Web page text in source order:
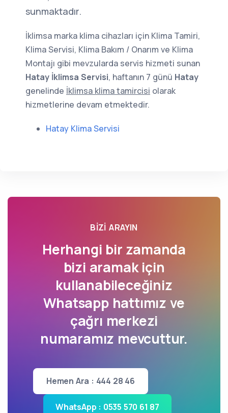
sunmaktadır.
İklimsa marka klima cihazları için Klima Tamiri,
Klima Servisi, Klima Bakım / Onarım ve Klima
Montajı gibi mevzularda servis hizmeti sunan
Hatay İklimsa Servisi, haftanın 7 günü Hatay
genelinde İklimsa klima tamircisi olarak
hizmetlerine devam etmektedir.
Hatay Klima Servisi
BIZI ARAYIN
Herhangi bir zamanda
bizi aramak için
kullanabileceğiniz
Whatsapp hattımız ve
çağrı merkezi
numaramız mevcuttur.
Hemen Ara : 444 28 46
WhatsApp : 0535 570 61 87